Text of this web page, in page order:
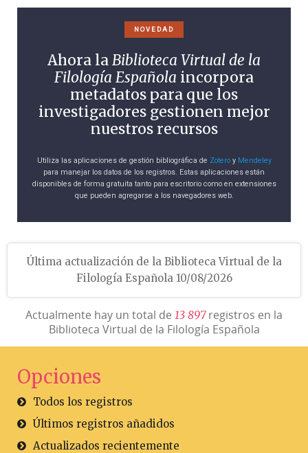
NOVEDAD
Ahora laBiblioteca Virtual de la
Filología Española incorpora
metadatos para que los
investigadores gestionen mejor
nuestros recursos
Utiliza las aplicaciones de gestión bibliográfica de Zoteroy Mendeley
para manejar los datos de los registros. Estas aplicaciones están
disponibles de forma gratuita tanto para escritorio como en extensiones
que pueden agregarse a los navegadores web.
Última actualización de la Biblioteca Virtual de la
Filología Española 10/08/2026
Actualmente hay un total de 13 897registros en la
Biblioteca Virtual de la Filología Española
Opciones
Todos los registros
Últimos registros añadidos
Actualizados recientemente